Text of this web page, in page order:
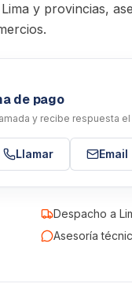
y provincias,
de pago
y recibe respuesta
Llamar Email
Despacho a
Asesoría